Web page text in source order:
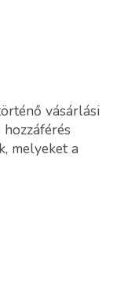
vásárlási
melyeket a